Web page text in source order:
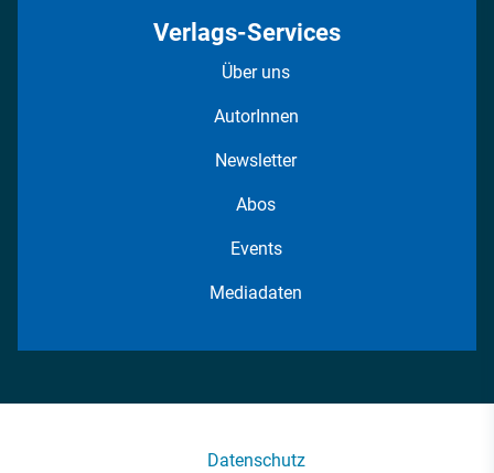
Verlags-Services
Über uns
AutorInnen
Newsletter
Abos
Events
Mediadaten
Datenschutz